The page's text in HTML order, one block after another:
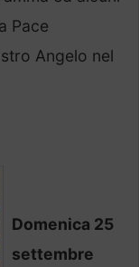
Pace
Angelo nel
Domenica 25
settembre